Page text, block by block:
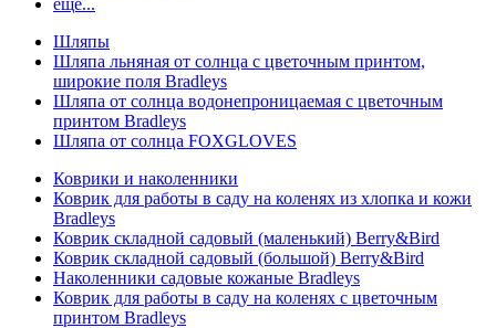
ещё...
Шляпы
Шляпа льняная от солнца с цветочным принтом,
широкие поля Bradleys
Шляпа от солнца водонепроницаемая с цветочным
принтом Bradleys
Шляпа от солнца FOXGLOVES
Коврики и наколенники
Коврик для работы в саду на коленях из хлопка и кожи
Bradleys
Коврик складной садовый (маленький) Berry&Bird
Коврик складной садовый (большой) Berry&Bird
Наколенники садовые кожаные Bradleys
Коврик для работы в саду на коленях с цветочным
принтом Bradleys